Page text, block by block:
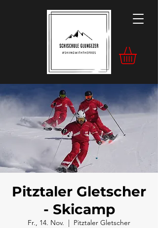
Pitztaler Gletscher
- Skicamp
Fr., 14. Nov.
Pitztaler Gletscher